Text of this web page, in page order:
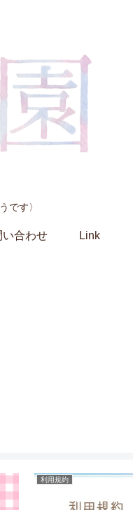
です〉
い合わせ Link
利用規約